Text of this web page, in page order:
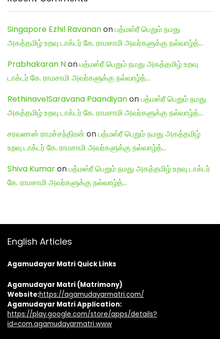
Singapore Ezhil Ravananonபத்மஸ்ரீ பெறும் நமது
அகத்தமிழ் உறவு டாக்டர் கே. ராமசாமி அவர்களுக்கு நல்வாழ்த்…
Prabhakaran Nonபத்மஸ்ரீ பெறும் நமது அகத்தமிழ் உறவு
டாக்டர் கே. ராமசாமி அவர்களுக்கு நல்வாழ்த்…
RethinavelSaravana Paandiyanonபத்மஸ்ரீ பெறும் நமது
அகத்தமிழ் உறவு டாக்டர் கே. ராமசாமி அவர்களுக்கு நல்வாழ்த்…
சரவணன் ராமச்சந்திரன் onபத்மஸ்ரீ பெறும் நமது அகத்தமிழ்
உறவு டாக்டர் கே. ராமசாமி அவர்களுக்கு நல்வாழ்த்…
Shiva Kumaronபத்மஸ்ரீ பெறும் நமது அகத்தமிழ் உறவு டாக்டர்
கே. ராமசாமி அவர்களுக்கு நல்வாழ்த்…
English Articles
Agamudayar Matri Quick Links
Agamudayar Matri (Matrimony)
Website:https://agamudayarmatri.com/
Agamudayar Matri Application:
https://play.google.com/store/apps/details?
id=com.agamudayarmatri.www